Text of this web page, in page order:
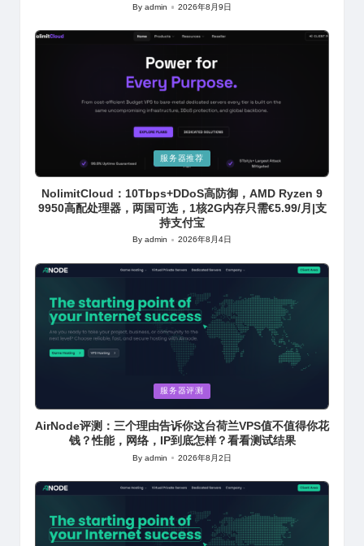
Posted
Byadmin 2026年8月9日
Posted
in
服务器推荐
NolimitCloud：10Tbps+DDoS高防御，AMD Ryzen 9
9950高配处理器，两国可选，1核2G内存只需€5.99/月|支
持支付宝
Posted
Byadmin 2026年8月4日
in
服务器评测
AirNode评测：三个理由告诉你这台荷兰VPS值不值得你花
钱？性能，网络，IP到底怎样？看看测试结果
Posted
Byadmin 2026年8月2日